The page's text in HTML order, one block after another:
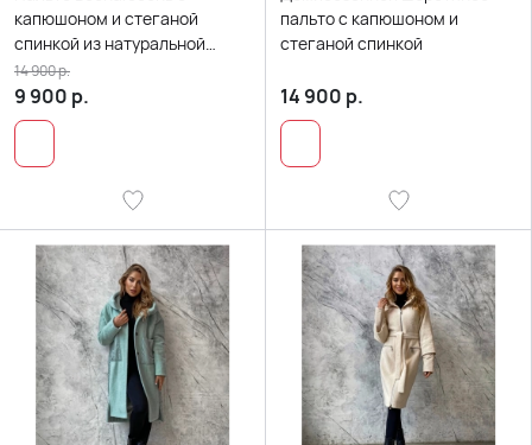
капюшоном и стеганой
спинкой из натуральной
шерсти
9 900 р.
14 900р.
пальто с капюшоном и
стеганой спинкой
14 900 р.